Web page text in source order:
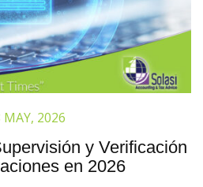
MAY, 2026
y Verificación
en 2026